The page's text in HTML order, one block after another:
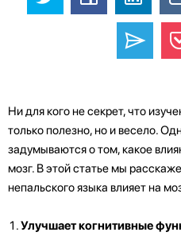
Ни для кого не секрет, что
только полезно, но и весело.
задумываются о том, какое
мозг. В этой статье мы
непальского языка влияет на
Улучшает когнитивные